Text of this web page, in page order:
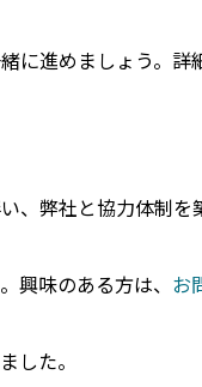
に進めましょう。詳
、弊社と協力体制
興味のある方は、 お
した。